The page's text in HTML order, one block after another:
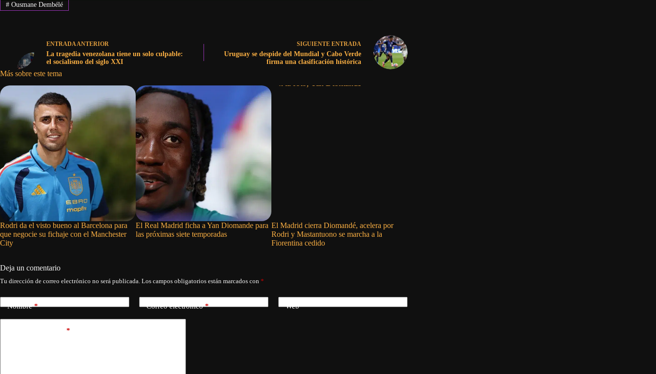
#Ousmane Dembélé
ENTRADA ANTERIOR
La tragedia venezolana tiene un solo culpable:
el socialismo del siglo XXI
SIGUIENTE ENTRADA
Uruguay se despide del Mundial y Cabo Verde
firma una clasificación histórica
Más sobre este tema
Rodri da el visto bueno al Barcelona para
que negocie su fichaje con el Manchester
City
El Real Madrid ficha a Yan Diomande para
las próximas siete temporadas
El Madrid cierra Diomandé, acelera por
Rodri y Mastantuono se marcha a la
Fiorentina cedido
Deja un comentario
Tu dirección de correo electrónico no será publicada. Los campos obligatorios están marcados con *
Nombre* Correo electrónico* Web
*